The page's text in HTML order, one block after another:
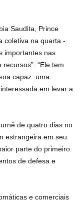
Saudita, Prince
coletiva na quarta -
importantes nas
“Ele tem
capaz: uma
em levar a
de quatro dias no
estrangeira em seu
parte do primeiro
de defesa e
e comerciais